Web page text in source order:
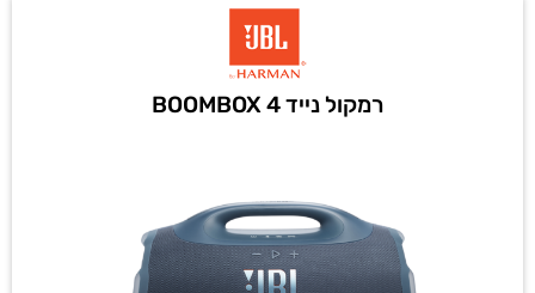
רמקול נייד BOOMBOX 4